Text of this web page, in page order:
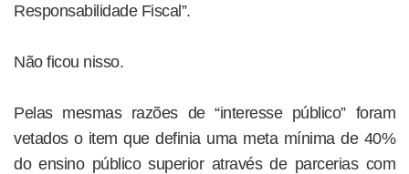
Responsabilidade Fiscal”.
Não ficou nisso.
Pelas mesmas razões de “interesse público” foram
vetados o item que definia uma meta mínima de 40%
do ensino público superior através de parcerias com